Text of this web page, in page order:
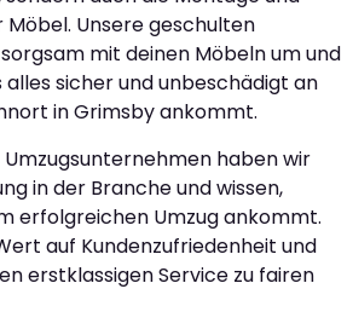
Unsere geschulten
mit deinen Möbeln um und
alles sicher und unbeschädigt an
in Grimsby ankommt.
haben wir
in der Branche und wissen,
erfolgreichen Umzug ankommt.
auf Kundenzufriedenheit und
erstklassigen Service zu fairen